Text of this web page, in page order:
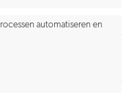
automatiseren en